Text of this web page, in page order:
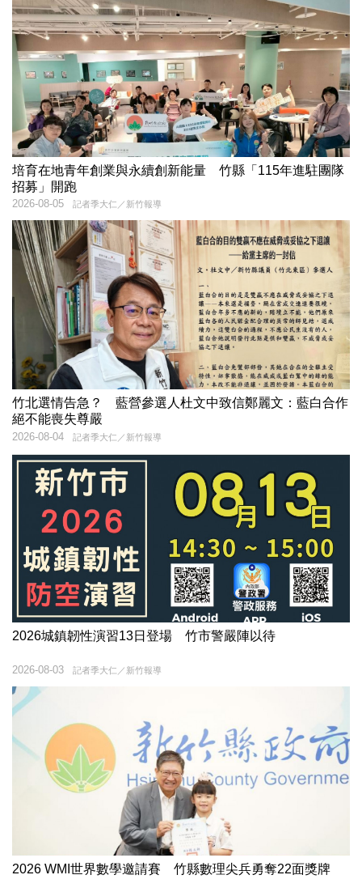
培育在地青年創業與永續創新能量 竹縣「115年進駐團隊
招募」開跑
記者季大仁／新竹報導
2026-08-05
竹北選情告急？ 藍營參選人杜文中致信鄭麗文：藍白合作
絕不能喪失尊嚴
記者季大仁／新竹報導
2026-08-04
2026城鎮韌性演習13日登場 竹市警嚴陣以待
記者季大仁／新竹報導
2026-08-03
2026 WMI世界數學邀請賽 竹縣數理尖兵勇奪22面獎牌